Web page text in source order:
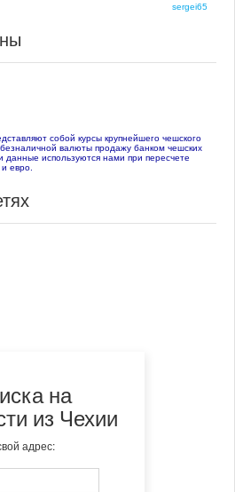
sergei65
собой курсы крупнейшего чешского
валюты продажу банком чешских
данные используются нами при пересчете
евро.
на
из Чехии
адрес: